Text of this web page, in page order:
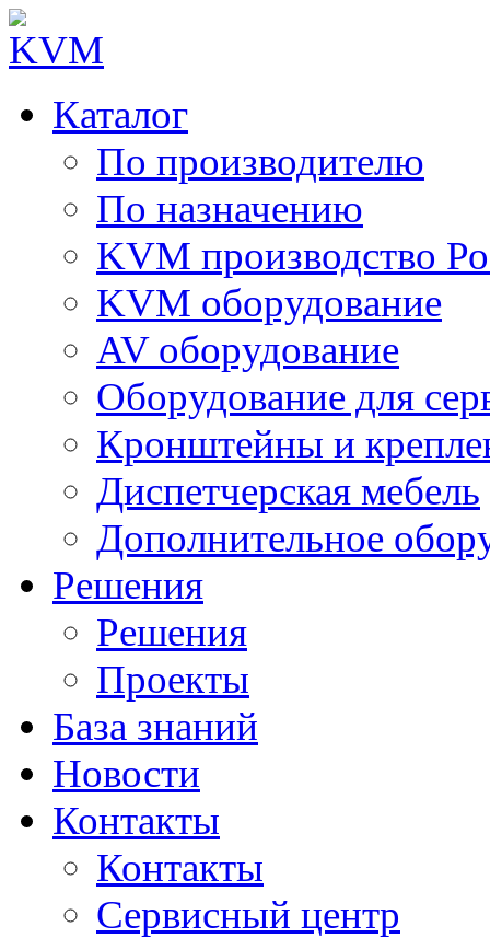
Каталог
По производителю
По назначению
KVM производство
KVM оборудование
AV оборудование
Оборудование для
Кронштейны и
Диспетчерская мебель
Дополнительное
Решения
Решения
Проекты
База знаний
Новости
Контакты
Контакты
Сервисный центр